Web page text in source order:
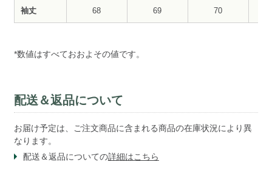
袖丈 68 69 70
*数値はすべておおよその値です。
配送＆返品について
お届け予定は、ご注文商品に含まれる商品の在庫状況により異
なります。
配送＆返品についての詳細はこちら